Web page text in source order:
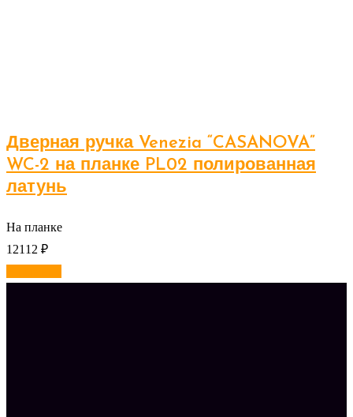
Дверная ручка Venezia “CASANOVA”
WC-2 на планке PL02 полированная
латунь
На планке
12112 ₽